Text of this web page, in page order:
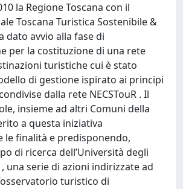
la Regione Toscana con il
Toscana Turistica Sostenibile &
dato avvio alla fase di
per la costituzione di una rete
turistiche cui è stato
di gestione ispirato ai principi
dalla rete NECSTouR . Il
insieme ad altri Comuni della
a questa iniziativa
le finalità e predisponendo,
di ricerca dell’Università degli
una serie di azioni indirizzate ad
turistico di